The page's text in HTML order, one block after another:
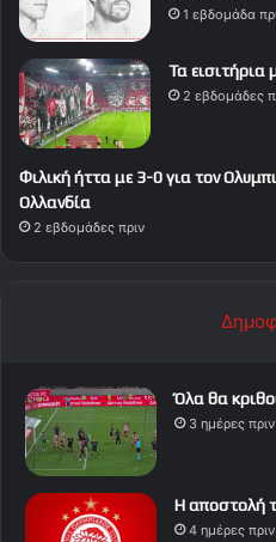
1 εβδομάδα
Τα εισιτήρια
2 εβδομάδες
Φιλική ήττα με 3-0 για τον
Ολλανδία
2 εβδομάδες πριν
Όλα θα
3 ημέρες πριν
Η αποστολή
4 ημέρες πριν